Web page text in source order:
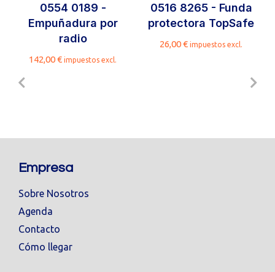
0554 0189 -
Empuñadura por
radio
142,00€ impuestos excl.
0516 8265 - Funda
protectora TopSafe
26,00€ impuestos excl.
Empresa
Sobre Nosotros
Agenda
Contacto
Cómo llegar